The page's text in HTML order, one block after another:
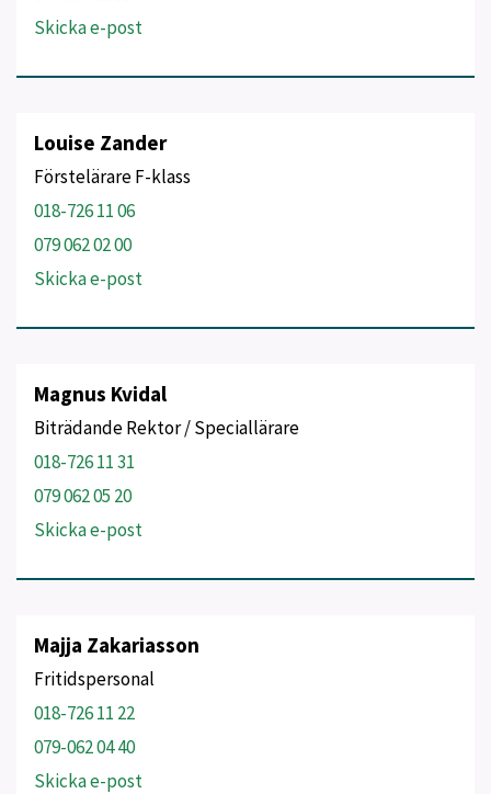
Skicka e-post
Louise Zander
Förstelärare F-klass
018-726 11 06
079 062 02 00
Skicka e-post
Magnus Kvidal
Biträdande Rektor / Speciallärare
018-726 11 31
079 062 05 20
Skicka e-post
Majja Zakariasson
Fritidspersonal
018-726 11 22
079-062 04 40
Skicka e-post